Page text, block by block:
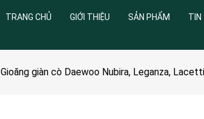
TRANG CHỦ GIỚI THIỆU SẢN PHẨM TIN
Gioăng giàn cò Daewoo Nubira, Leganza,